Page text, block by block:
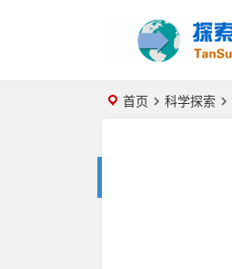
首页 科学探索